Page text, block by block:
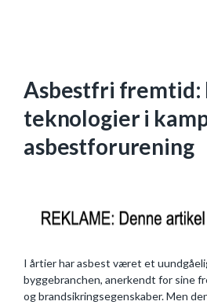
Asbestfri fremtid:
teknologier i
asbestforurening
I årtier har asbest været et
byggebranchen, anerkendt for sine
og brandsikringsegenskaber. Men